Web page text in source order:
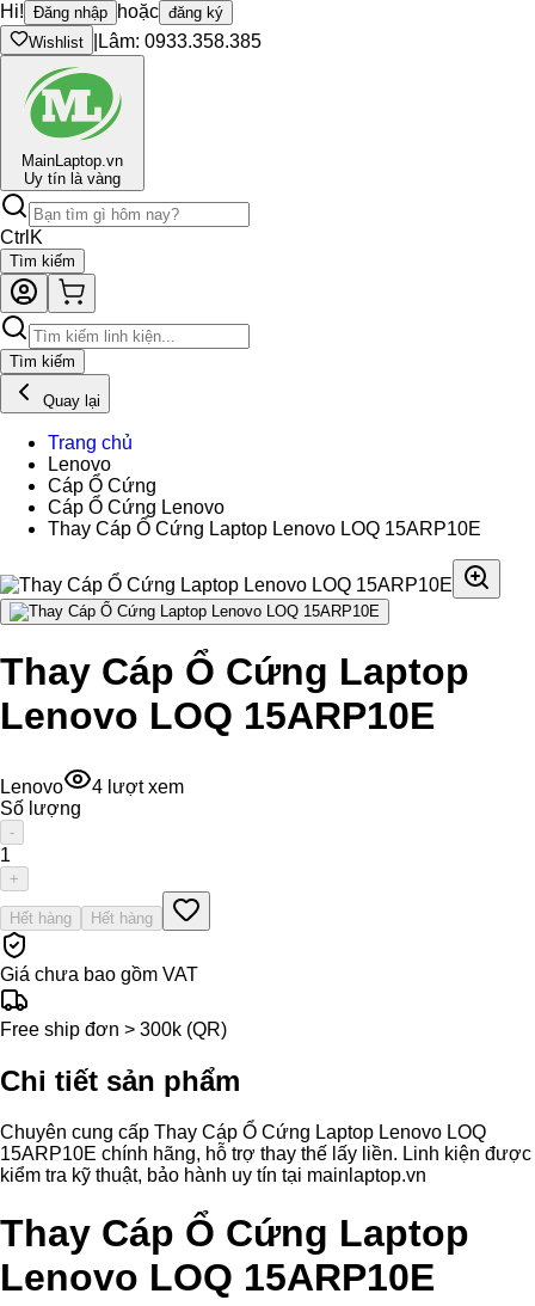
Hi! Đăng nhập hoặc đăng ký
Wishlist
Lâm: 0933.358.385
MainLaptop.vn
Uy tín là vàng
Ctrl K
Tìm kiếm
Tìm kiếm
Quay lại
Trang chủ
Lenovo
Cáp Ổ Cứng
Cáp Ổ Cứng Lenovo
Thay Cáp Ổ Cứng Laptop Lenovo LOQ 15ARP10E
Thay Cáp Ổ Cứng Laptop
Lenovo LOQ 15ARP10E
Lenovo 4 lượt xem
Số lượng
-
1
+
Hết hàng Hết hàng
Giá chưa bao gồm VAT
Free ship đơn > 300k (QR)
Chi tiết sản phẩm
Chuyên cung cấp Thay Cáp Ổ Cứng Laptop Lenovo LOQ
15ARP10E chính hãng, hỗ trợ thay thế lấy liền. Linh kiện được
kiểm tra kỹ thuật, bảo hành uy tín tại mainlaptop.vn
Thay Cáp Ổ Cứng Laptop
Lenovo LOQ 15ARP10E